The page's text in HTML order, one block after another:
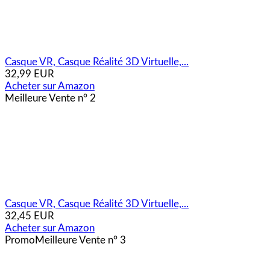
Casque VR, Casque Réalité 3D Virtuelle,...
32,99 EUR
Acheter sur Amazon
Meilleure Vente n° 2
Casque VR, Casque Réalité 3D Virtuelle,...
32,45 EUR
Acheter sur Amazon
Promo Meilleure Vente n° 3